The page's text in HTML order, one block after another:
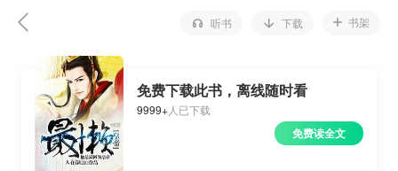
听书 下载 书架
免费下载此书，离线随时看
9999+人已下载
免费读全文